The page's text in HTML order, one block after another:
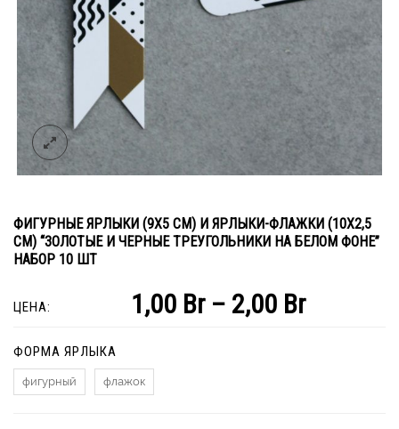
ФИГУРНЫЕ ЯРЛЫКИ (9Х5 СМ) И ЯРЛЫКИ-ФЛАЖКИ (10Х2,5
СМ) “ЗОЛОТЫЕ И ЧЕРНЫЕ ТРЕУГОЛЬНИКИ НА БЕЛОМ ФОНЕ”
НАБОР 10 ШТ
ЦЕНА: 1,00 Br– 2,00 Br
ФОРМА ЯРЛЫКА
фигурный флажок